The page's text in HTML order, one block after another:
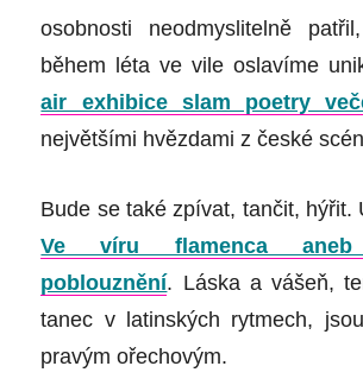
osobnosti neodmyslitelně
během léta ve vile oslavíme
air exhibice slam poetry
největšími hvězdami z české
Bude se také zpívat, tančit, hýřit.
Ve víru flamenca aneb
poblouznění. Láska a vášeň,
tanec v latinských rytmech,
pravým ořechovým.